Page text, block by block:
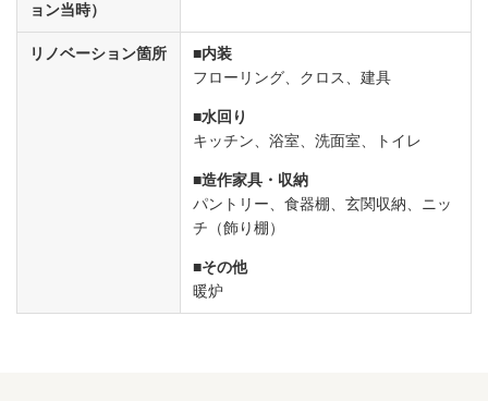
ョン当時）
リノベーション箇所
内装
フローリング、クロス、建具
水回り
キッチン、浴室、洗⾯室、トイレ
造作家具・収納
パントリー、⾷器棚、⽞関収納、ニッ
チ（飾り棚）
その他
暖炉